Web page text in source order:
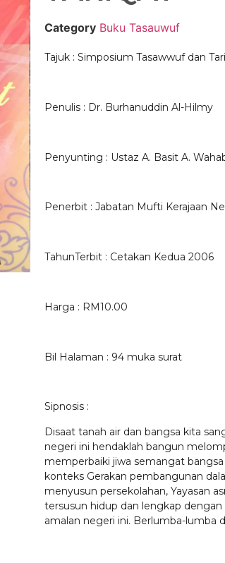
Category Buku Tasauwuf
Tajuk : Simposium Tasawwuf dan
Penulis : Dr. Burhanuddin Al-Hilmy
Penyunting : Ustaz A. Basit A.
Penerbit : Jabatan Mufti Kerajaan
TahunTerbit : Cetakan Kedua 2006
Harga : RM10.00
Bil Halaman : 94 muka surat
Sipnosis :
Disaat tanah air dan bangsa kita
negeri ini hendaklah bangun
memperbaiki jiwa semangat
konteks Gerakan pembangunan
menyusun persekolahan, Yayasan
tersusun hidup dan lengkap
amalan negeri ini. Berlumba-lumba